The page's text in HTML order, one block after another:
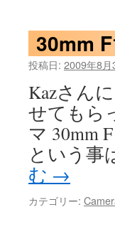
30mm
投稿日: 2009年8月
Kazさん
せてもら
マ 30mm
という事
む →
カテゴリー: